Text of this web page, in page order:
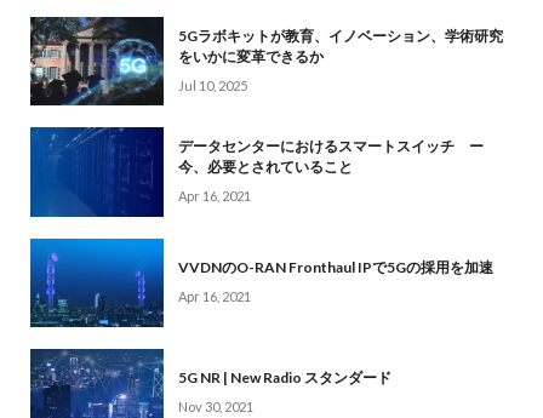
5Gラボキットが教育、イノベーション、学術研究
をいかに変革できるか
Jul 10, 2025
データセンターにおけるスマートスイッチ ー
今、必要とされていること
Apr 16, 2021
VVDNのO-RAN Fronthaul IPで5Gの採用を加速
Apr 16, 2021
5G NR | New Radio スタンダード
Nov 30, 2021